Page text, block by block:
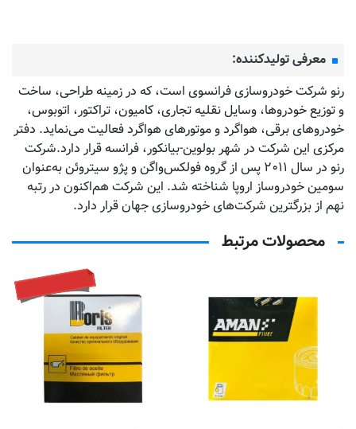
معرفی تولیدکننده:
رنو شرکت خودروسازی فرانسوی است، که در زمینه طراحی، ساخت
و توزیع خودروها، وسایل نقلیه تجاری، کامیون، تراکتور، اتوبوس،
خودروهای برقی، هواگرد و موتورهای هواگرد فعالیت می‌نماید. دفتر
مرکزی این شرکت در شهر بولوین-بیانکور، فرانسه قرار دارد.شرکت
رنو در سال ۲۰۱۱ پس از گروه فولکس‌واگن و پژو سیتروئن به‌عنوان
سومین خودروساز اروپا شناخته شد. این شرکت هم‌اکنون در رتبه
نهم از بزرگترین شرکت‌های خودروسازی جهان قرار دارد.
محصولات مرتبط
فیلتر روغن سانتافه جدید-
سورنتو جدید-آزرا گرنجور-کادنز
کد محصول:BE22HD11
اطلاعات بیشتر